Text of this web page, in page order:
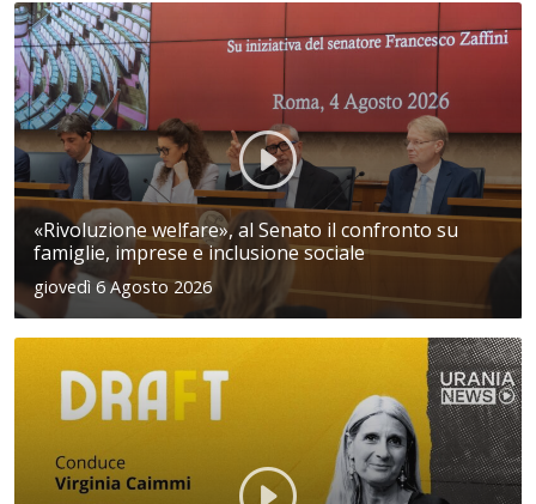
«Rivoluzione welfare», al Senato il confronto su
famiglie, imprese e inclusione sociale
giovedì 6 Agosto 2026